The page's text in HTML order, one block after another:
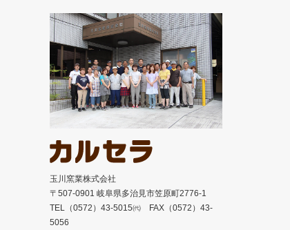
玉川窯業株式会社
〒507-0901 岐阜県多治見市笠原町2776-1
TEL（0572）43-5015㈹ FAX（0572）43-
5056